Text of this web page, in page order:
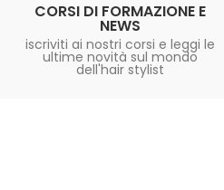
CORSI DI FORMAZIONE E
NEWS
iscriviti ai nostri corsi e leggi le
ultime novità sul mondo
dell'hair stylist